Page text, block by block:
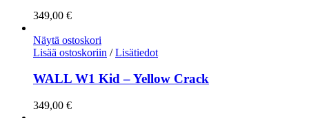
349,00 €
Näytä ostoskori
Lisää ostoskoriin / Lisätiedot
WALL W1 Kid – Yellow Crack
349,00 €